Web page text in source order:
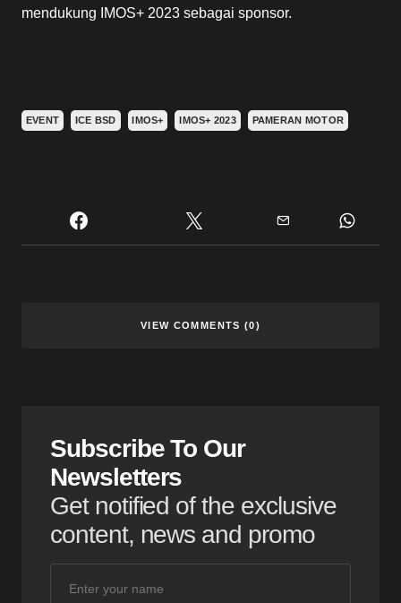
mendukung IMOS+ 2023 sebagai sponsor.
EVENT ICE BSD IMOS+ IMOS+ 2023 PAMERAN MOTOR
VIEW COMMENTS (0)
Subscribe To Our
Newsletters
Get notified of the exclusive
content, news and promo